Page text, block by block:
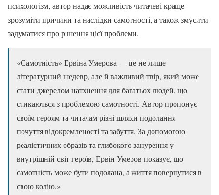
психологізм, автор надає можливість читачеві краще
зрозуміти причини та наслідки самотності, а також змусити
задуматися про рішення цієї проблеми.
«Самотність» Ервіна Умерова — це не лише
літературний шедевр, але й важливий твір, який може
стати джерелом натхнення для багатьох людей, що
стикаються з проблемою самотності. Автор пропонує
своїм героям та читачам різні шляхи подолання
почуття відокремленості та забуття. За допомогою
реалістичних образів та глибокого занурення у
внутрішній світ героїв, Ервін Умеров показує, що
самотність може бути подолана, а життя повернутися в
свою колію.»